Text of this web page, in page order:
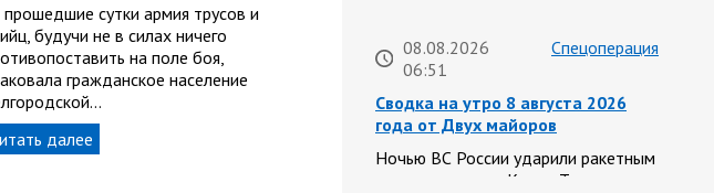
прошедшие сутки армия трусов и
будучи не в силах ничего
на поле боя,
гражданское население
далее
08.08.2026
06:51
Спецоперация
Сводка на утро 8 августа 2026
года от Двух майоров
Ночью ВС России ударили ракетным
вооружением по Киеву. Также